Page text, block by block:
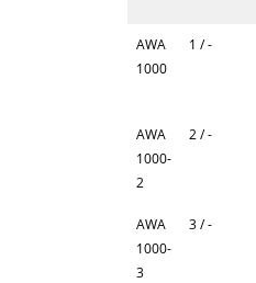
AWA
1000
1 / -
AWA
1000-
2
2 / -
AWA
1000-
3
3 / -